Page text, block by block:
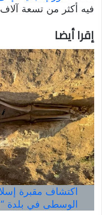
فيه أكثر من تسعة
إقرا أيضا
اكتشاف مقبرة
الوسطى في بلدة